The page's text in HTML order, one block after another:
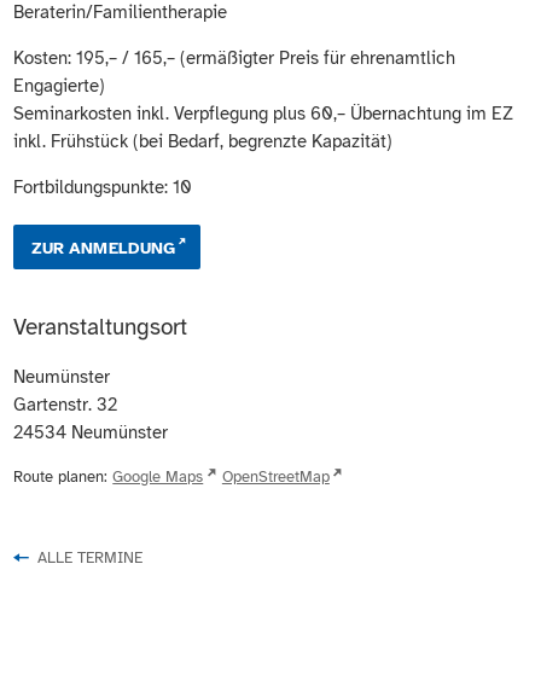
Beraterin/Familientherapie
Kosten: 195,– / 165,– (ermäßigter Preis für ehrenamtlich
Engagierte)
Seminarkosten inkl. Verpflegung plus 60,– Übernachtung im EZ
inkl. Frühstück (bei Bedarf, begrenzte Kapazität)
Fortbildungspunkte: 10
ZUR ANMELDUNG
Veranstaltungsort
Neumünster
Gartenstr. 32
24534 Neumünster
Route planen: Google Maps OpenStreetMap
ALLE TERMINE